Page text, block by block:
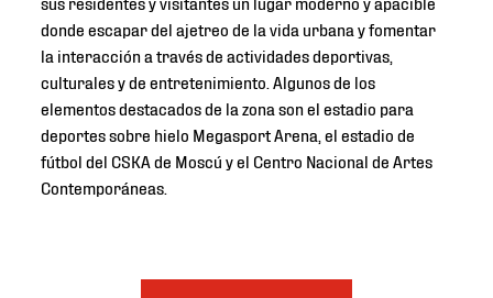
donde escapar del ajetreo de la vida urbana y fomentar
la interacción a través de actividades deportivas,
culturales y de entretenimiento. Algunos de los
elementos destacados de la zona son el estadio para
deportes sobre hielo Megasport Arena, el estadio de
fútbol del CSKA de Moscú y el Centro Nacional de Artes
Contemporáneas.